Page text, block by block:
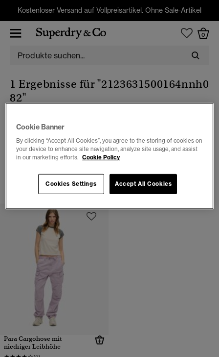
Kostenloser Versand auf Vollpreisartikel. Ohne Sale-Artikel
0
1 Ergebnisse für"2123631500164nnh0
82"
Damen
FILTERN & SORTIEREN
Para Cargohose mit
niedriger Leibhöhe
Cookie Banner
By clicking “Accept All Cookies”, you agree to the storing of cookies on
your device to enhance site navigation, analyze site usage, and assist
in our marketing efforts. Cookie Policy
Accept All Cookies
Cookies Settings